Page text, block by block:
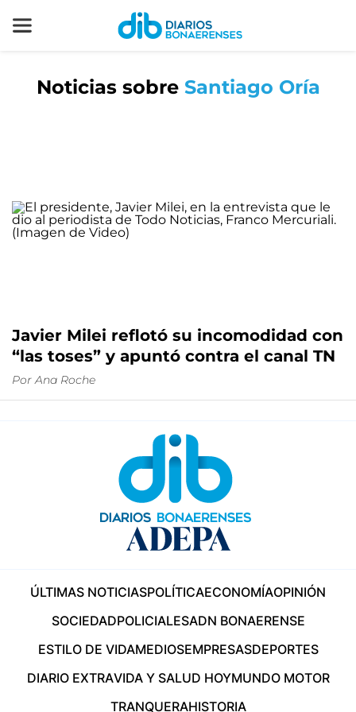
Noticias sobre Santiago Oría
Javier Milei reflotó su incomodidad con
“las toses” y apuntó contra el canal TN
Por Ana Roche
ÚLTIMAS NOTICIASPOLÍTICAECONOMÍAOPINIÓN
SOCIEDADPOLICIALESADN BONAERENSE
ESTILO DE VIDAMEDIOSEMPRESASDEPORTES
DIARIO EXTRAVIDA Y SALUD HOYMUNDO MOTOR
TRANQUERAHISTORIA